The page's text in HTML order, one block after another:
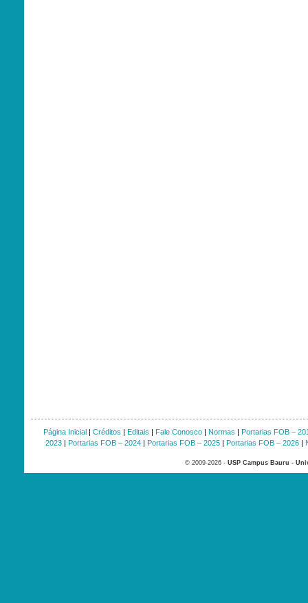
Página Inicial| Créditos | Editais | Fale Conosco| Normas | Portarias FOB –
2023| Portarias FOB – 2024| Portarias FOB – 2025| Portarias FOB – 2026|
© 2009-2026 - USP Campus Bauru -